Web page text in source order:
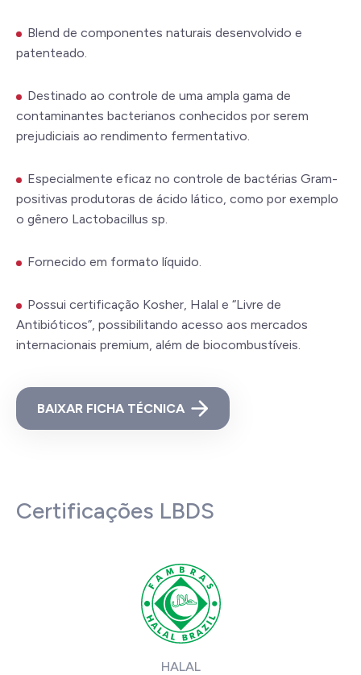
Blend de componentes naturais desenvolvido e
patenteado.
Destinado ao controle de uma ampla gama de
contaminantes bacterianos conhecidos por serem
prejudiciais ao rendimento fermentativo.
Especialmente eficaz no controle de bactérias Gram-
positivas produtoras de ácido lático, como por exemplo
o gênero Lactobacillus sp.
Fornecido em formato líquido.
Possui certificação Kosher, Halal e “Livre de
Antibióticos”, possibilitando acesso aos mercados
internacionais premium, além de biocombustíveis.
BAIXAR FICHA TÉCNICA
Certificações LBDS
HALAL